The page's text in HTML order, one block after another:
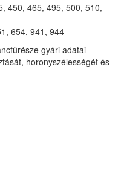
450, 465, 495, 500, 510,
654, 941, 944
gyári adatai
horonyszélességét és